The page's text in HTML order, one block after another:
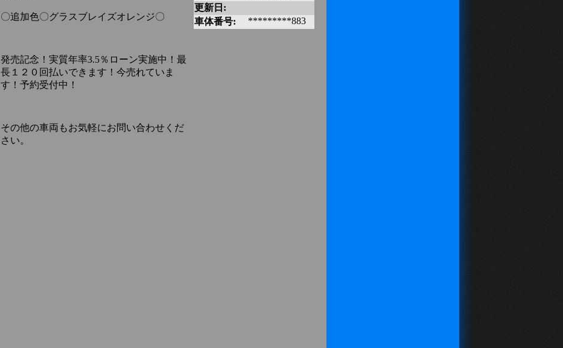
〇追加色〇グラスブレイズオレンジ〇
発売記念！実質年率3.5％ローン実施中！最
長１２０回払いできます！今売れていま
す！予約受付中！
その他の車両もお気軽にお問い合わせくだ
さい。
更新日:
車体番号:
*********883